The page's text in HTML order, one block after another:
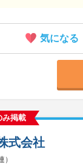
気になる
み掲載
式会社